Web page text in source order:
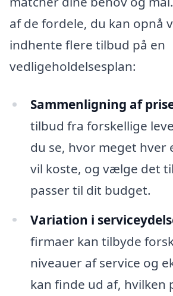
af de fordele, du kan opnå
indhente flere tilbud på en
vedligeholdelsesplan:
Sammenligning af
tilbud fra forskellige
du se, hvor meget hver
vil koste, og vælge det
passer til dit budget.
Variation i
firmaer kan tilbyde
niveauer af service og
kan finde ud af, hvilken